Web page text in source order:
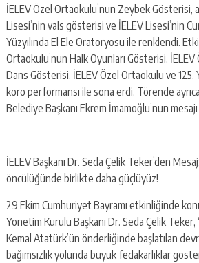
İELEV Özel Ortaokulu’nun Zeybek Gösterisi,
Lisesi’nin vals gösterisi ve İELEV Lisesi’nin
Yüzyılında El Ele Oratoryosu ile renklendi.
Ortaokulu’nun Halk Oyunları Gösterisi,
Dans Gösterisi, İELEV Özel Ortaokulu ve 125.
koro performansı ile sona erdi. Törende
Belediye Başkanı Ekrem İmamoğlu’nun
İELEV Başkanı Dr. Seda Çelik Teker’den
öncülüğünde birlikte daha güçlüyüz!
29 Ekim Cumhuriyet Bayramı etkinliğinde
Yönetim Kurulu Başkanı Dr. Seda Çelik Teker,
Kemal Atatürk’ün önderliğinde başlatılan
bağımsızlık yolunda büyük fedakarlıklar